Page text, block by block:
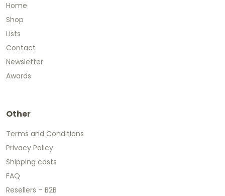
Home
Shop
Lists
Contact
Newsletter
Awards
Other
Terms and Conditions
Privacy Policy
Shipping costs
FAQ
Resellers – B2B